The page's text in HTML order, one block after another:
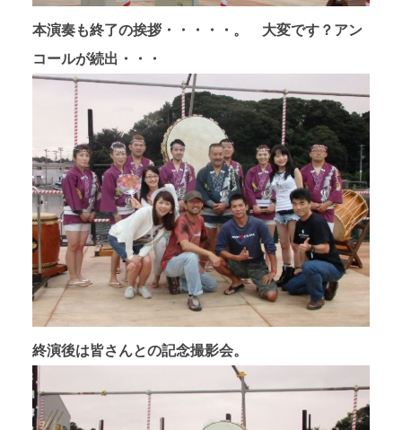
本演奏も終了の挨拶・・・・・。 大変です？アン
コールが続出・・・
終演後は皆さんとの記念撮影会。